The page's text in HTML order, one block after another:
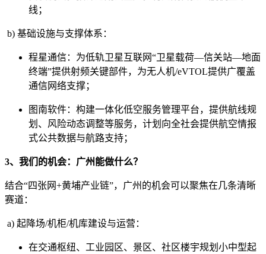
线；
b) 基础设施与支撑体系：
程星通信：为低轨卫星互联网“卫星载荷—信关站—地面
终端”提供射频关键部件，为无人机/eVTOL提供广覆盖
通信网络支撑；
图南软件：构建一体化低空服务管理平台，提供航线规
划、风险动态调整等服务，计划向全社会提供航空情报
式公共数据与航路支持；
3、我们的机会：广州能做什么？
结合“四张网+黄埔产业链”，广州的机会可以聚焦在几条清晰
赛道：
a) 起降场/机柜/机库建设与运营：
在交通枢纽、工业园区、景区、社区楼宇规划小中型起